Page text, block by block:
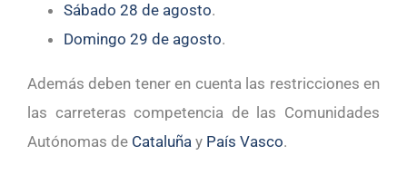
Sábado 28 de agosto.
Domingo 29 de agosto.
Además deben tener en cuenta las restricciones en
las carreteras competencia de las Comunidades
Autónomas de Cataluña y País Vasco.